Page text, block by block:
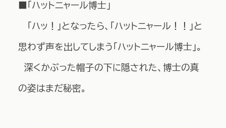
■「ハットニャール博士」
「ハッ！」となったら、「ハットニャール！！」と
思わず声を出してしまう「ハットニャール博士」。
深くかぶった帽子の下に隠された、博士の真
の姿はまだ秘密。